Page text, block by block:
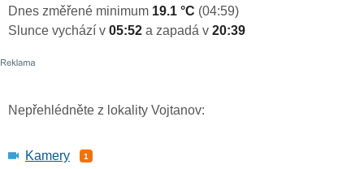
Dnes změřené minimum 19.1 °C (04:59)
Slunce vychází v 05:52 a zapadá v 20:39
Nepřehlédněte z lokality Vojtanov:
Kamery 1